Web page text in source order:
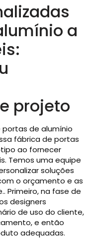
a
projeto
de alumínio
fábrica de portas
ao fornecer
Temos uma equipe
soluções
o orçamento e as
Primeiro, na fase de
designers
de uso do cliente,
e então
adequadas.